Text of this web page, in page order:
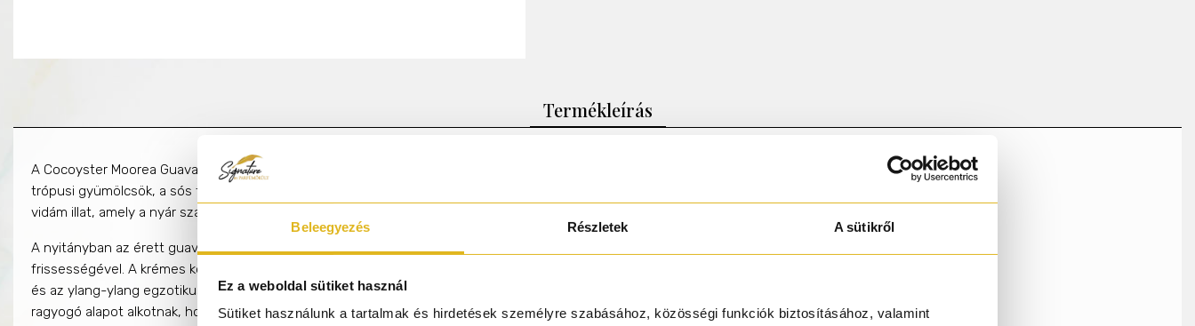
Beleegyezés Részletek A sütikről
Ez a weboldal sütiket használ
Sütiket használunk a tartalmak és hirdetések személyre szabásához, közösségi funkciók biztosításához, valamint
Termékleírás
A Cocoyster Moorea Guava a Francia Polinéziához tartozó Moorea szigetének napsütötte hangulatát idézi meg, ahol a lédús
trópusi gyümölcsök, a sós tengeri levegő és az egzotikus virágok illata egyetlen felejthetetlen élménnyé olvad össze. Vibrálóan
vidám illat, amely a nyár szabadságát hordozza magában.
A nyitányban az érett guava zamatos gyümölcsössége találkozik a mandarin üde citrusosságával és a gyömbér pezsgő
frissességével. A krémes kókusz és a különleges osztrigaakkord egyedi tengeri karaktert kölcsönöz az illatnak, amelyet a jázmin
és az ylang-ylang egzotikus virágossága tesz még érzékibbé. Leszáradva a pacsuli, a vanília, az ámbra és a fehér pézsmák meleg,
ragyogó alapot alkotnak, hosszan megőrizve a trópusi eleganciát.